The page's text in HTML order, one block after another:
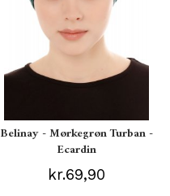
Belinay - Mørkegrøn Turban -
Ecardin
kr.69,90